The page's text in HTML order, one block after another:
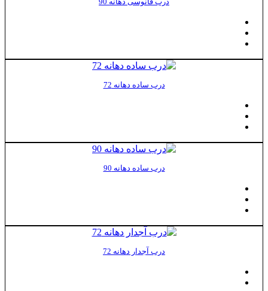
درب ساده دهانه 72
درب ساده دهانه 90
درب آجدار دهانه 72